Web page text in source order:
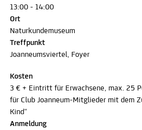
13:00 - 14:00
Ort
Naturkundemuseum
Treffpunkt
Joanneumsviertel, Foyer
Kosten
3 € + Eintritt für Erwachsene, max. 25
für Club Joanneum-Mitglieder mit dem
Kind“
Anmeldung